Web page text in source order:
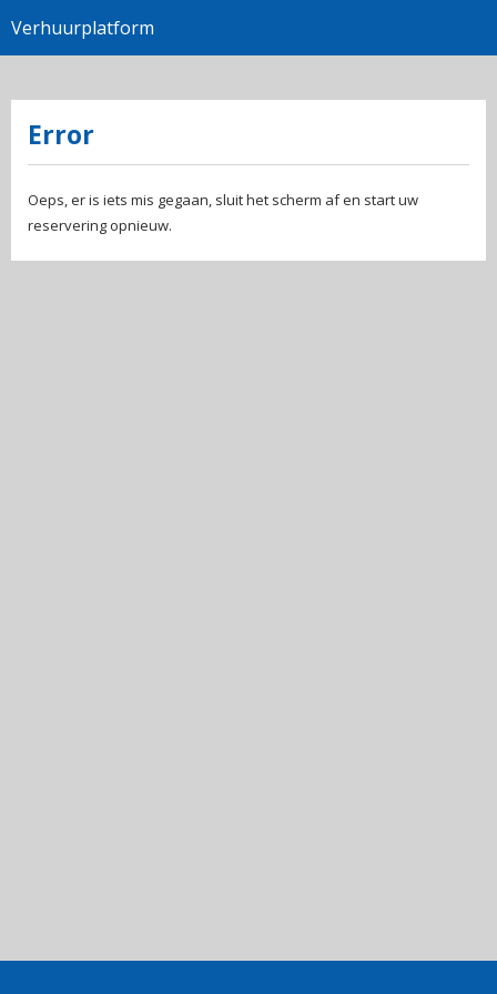
Verhuurplatform
Error
Oeps, er is iets mis gegaan, sluit het scherm af en start uw
reservering opnieuw.